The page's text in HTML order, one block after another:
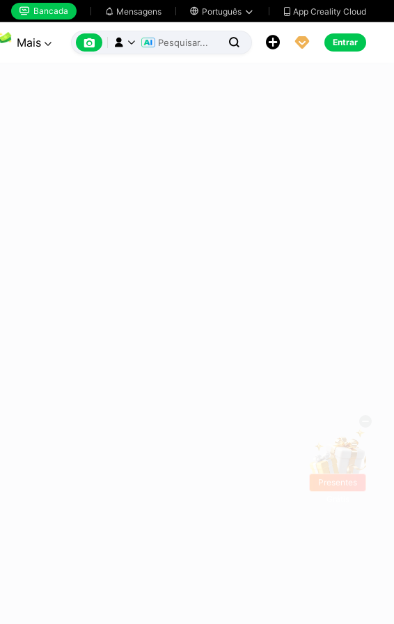
 Bancada  Mensagens  Português   App Creality Cloud
Mais        Entrar
Presentes